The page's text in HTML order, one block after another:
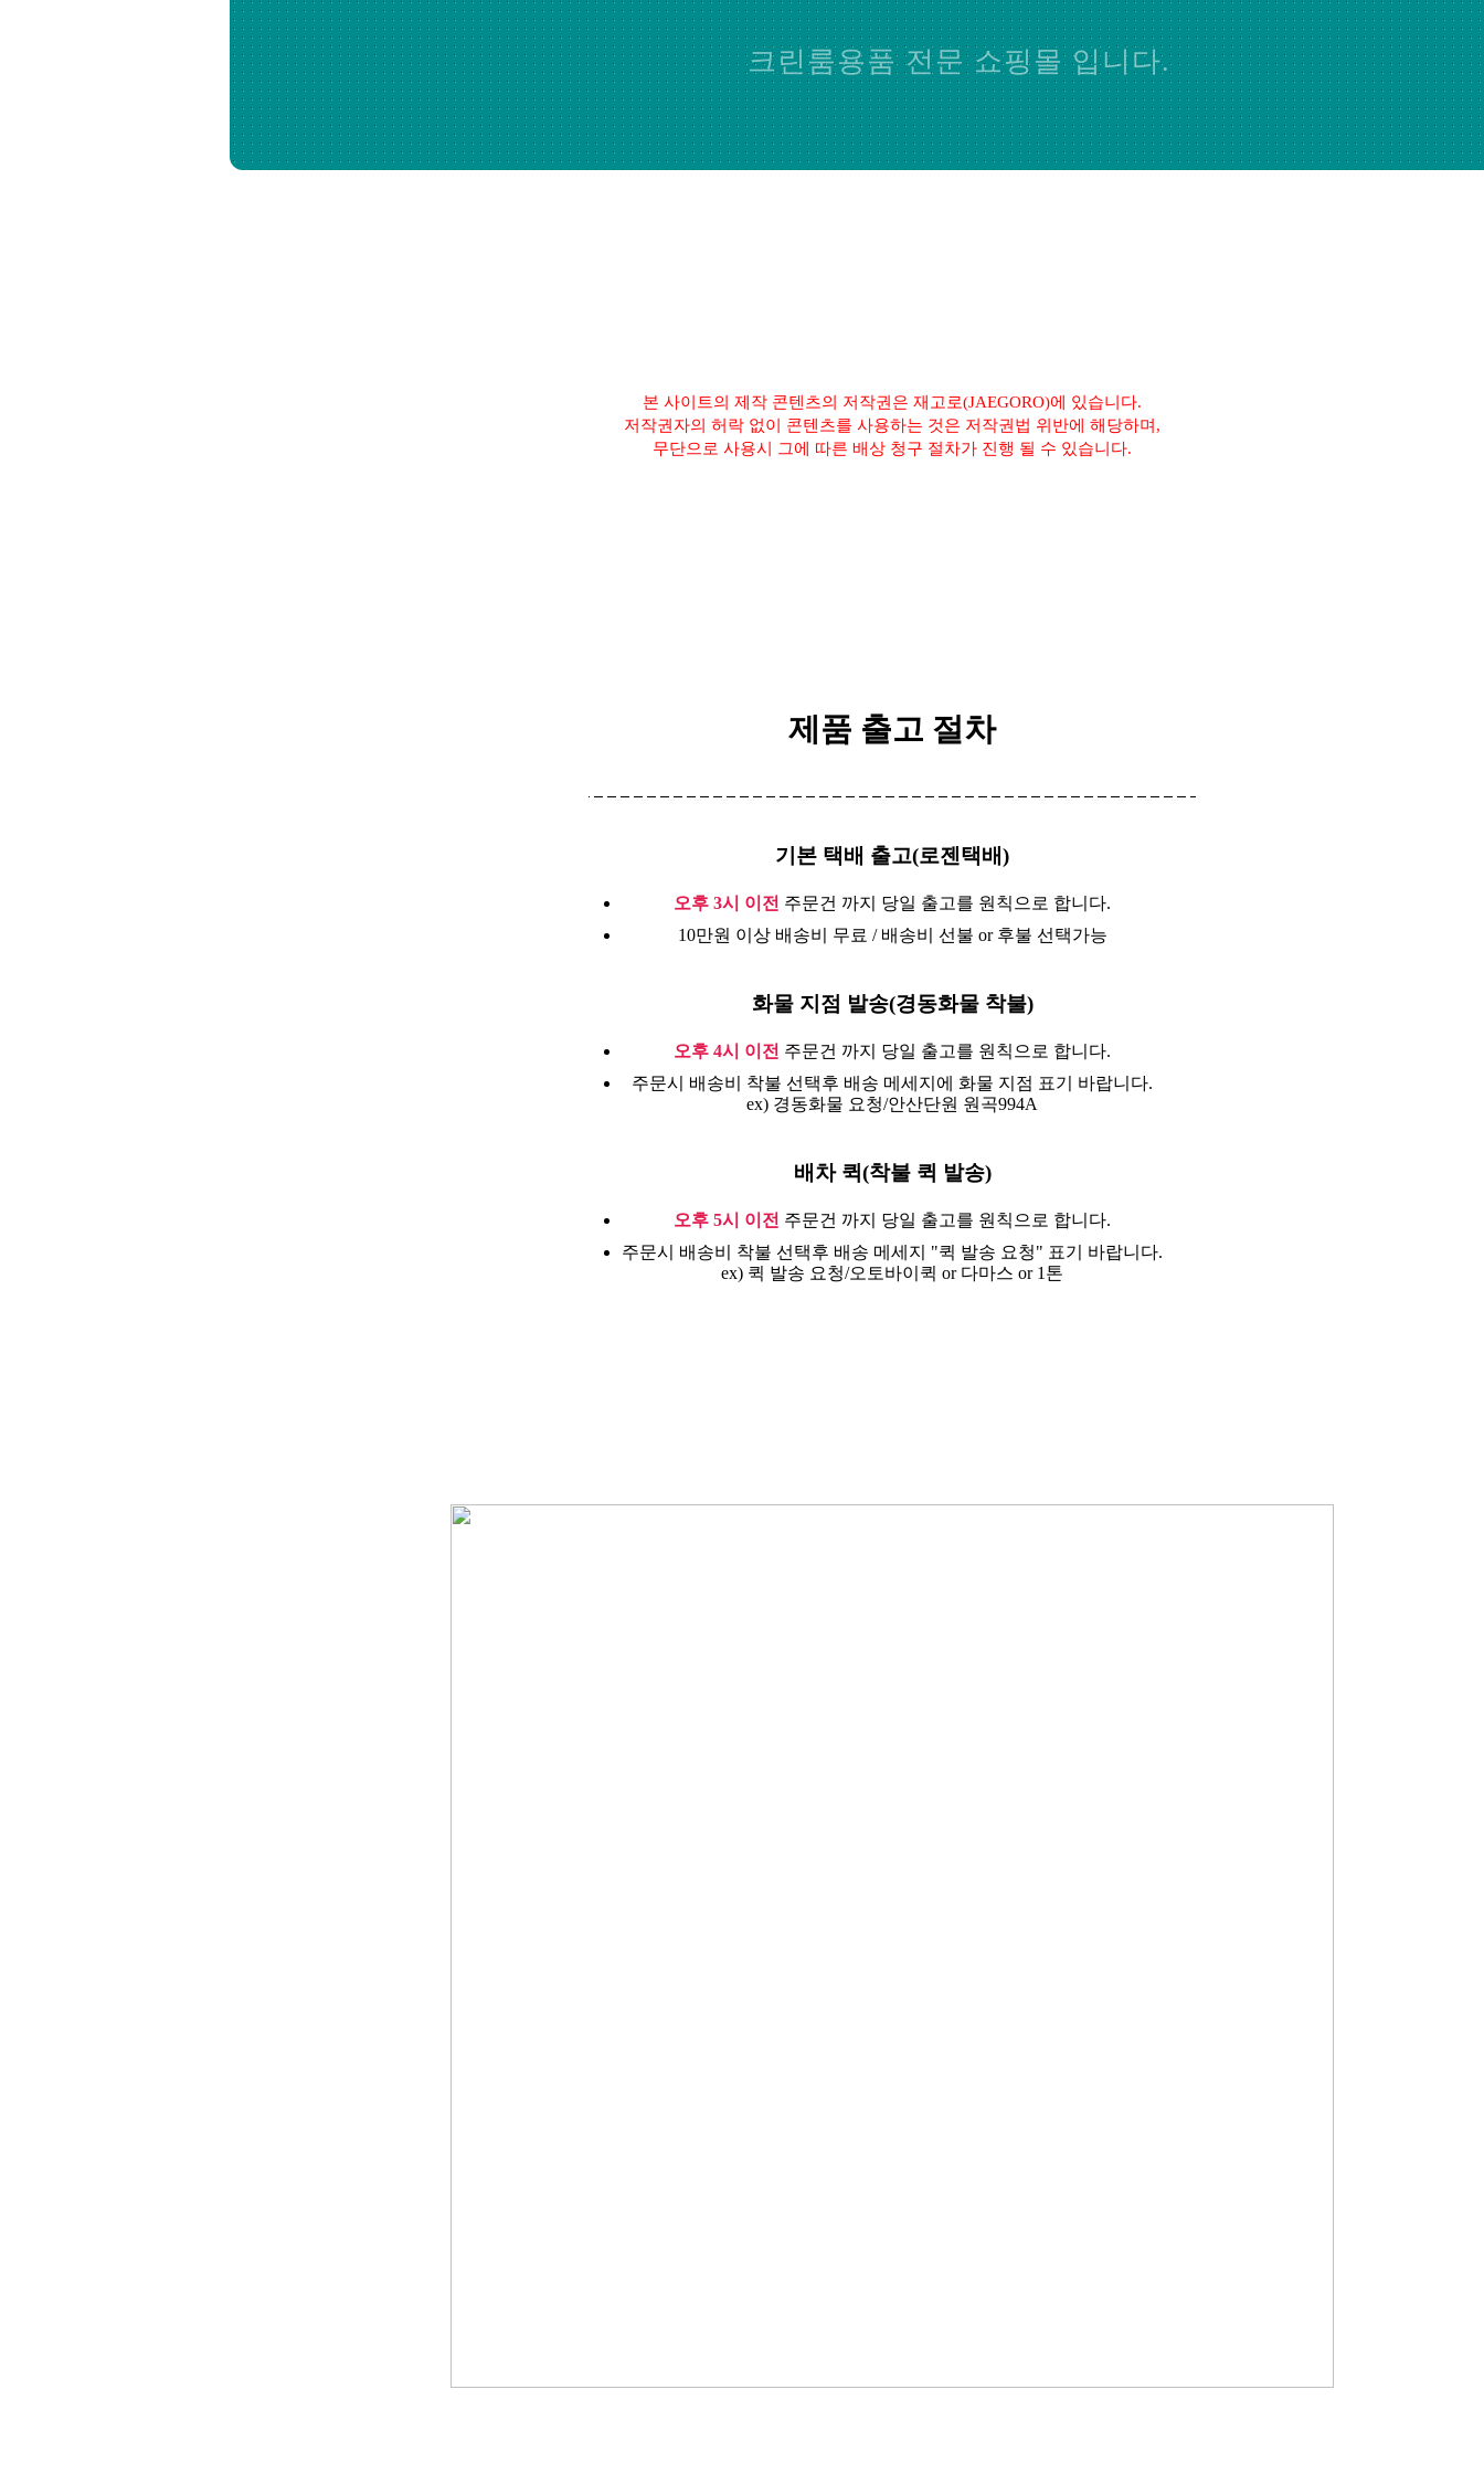
크린룸용품 전문 쇼핑몰 입니다.
본 사이트의 제작 콘텐츠의 저작권은 재고로(JAEGORO)에 있습니다.
저작권자의 허락 없이 콘텐츠를 사용하는 것은 저작권법 위반에 해당하며,
무단으로 사용시 그에 따른 배상 청구 절차가 진행 될 수 있습니다.
제품 출고 절차
기본 택배 출고(로젠택배)
오후 3시 이전 주문건 까지 당일 출고를 원칙으로 합니다.
10만원 이상 배송비 무료 / 배송비 선불 or 후불 선택가능
화물 지점 발송(경동화물 착불)
오후 4시 이전 주문건 까지 당일 출고를 원칙으로 합니다.
주문시 배송비 착불 선택후 배송 메세지에 화물 지점 표기 바랍니다.
ex) 경동화물 요청/안산단원 원곡994A
배차 퀵(착불 퀵 발송)
오후 5시 이전 주문건 까지 당일 출고를 원칙으로 합니다.
주문시 배송비 착불 선택후 배송 메세지 "퀵 발송 요청" 표기 바랍니다.
ex) 퀵 발송 요청/오토바이퀵 or 다마스 or 1톤